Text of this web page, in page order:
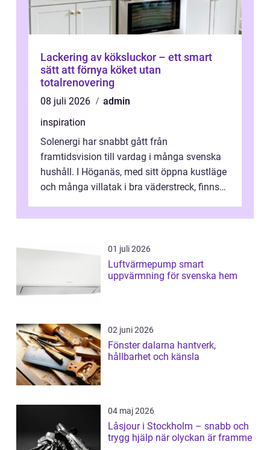
Lackering av köksluckor – ett smart
sätt att förnya köket utan
totalrenovering
08 juli 2026
admin
inspiration
Solenergi har snabbt gått från
framtidsvision till vardag i många svenska
hushåll. I Höganäs, med sitt öppna kustläge
och många villatak i bra väderstreck, finns
01 juli 2026
Luftvärmepump smart
uppvärmning för svenska hem
02 juni 2026
Fönster dalarna hantverk,
hållbarhet och känsla
04 maj 2026
Låsjour i Stockholm – snabb och
trygg hjälp när olyckan är framme